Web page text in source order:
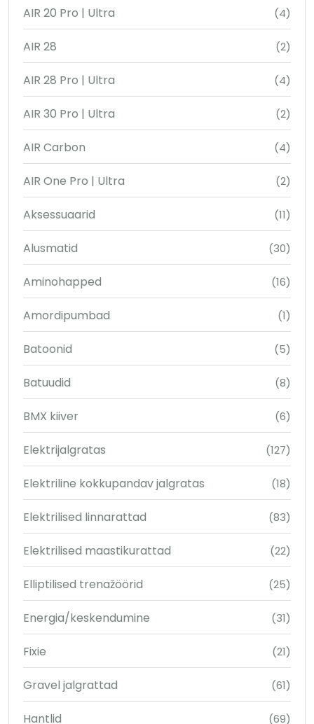
AIR 20 Pro | Ultra (4)
AIR 28 (2)
AIR 28 Pro | Ultra (4)
AIR 30 Pro | Ultra (2)
AIR Carbon (4)
AIR One Pro | Ultra (2)
Aksessuaarid (11)
Alusmatid (30)
Aminohapped (16)
Amordipumbad (1)
Batoonid (5)
Batuudid (8)
BMX kiiver (6)
Elektrijalgratas (127)
Elektriline kokkupandav jalgratas (18)
Elektrilised linnarattad (83)
Elektrilised maastikurattad (22)
Elliptilised trenažöörid (25)
Energia/keskendumine (31)
Fixie (21)
Gravel jalgrattad (61)
Hantlid (69)